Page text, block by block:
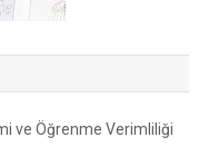
ve Öğrenme Verimliliği